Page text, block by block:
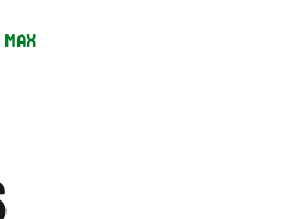
MAX